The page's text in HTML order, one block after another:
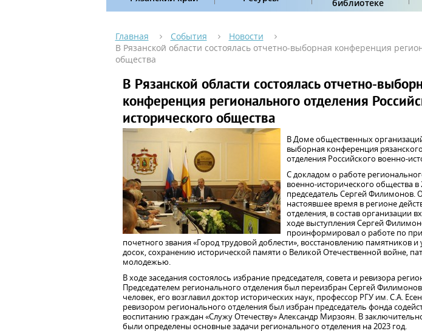
библиотеке
Главная События
Новости
В Рязанской области состоялась отчетно-выборная конференция
общества
В Рязанской области состоялась отчетно-
конференция регионального отделения
исторического общества
В Доме общественных
выборная конференция
отделения Российского военно-
С докладом о работе
военно-исторического общества в
председатель Сергей Филимонов.
настоявшее время в регионе
отделения, в состав организации
ходе выступления Сергей
проинформировал о работе по
почетного звания «Город трудовой доблести», восстановлению памятников
досок, сохранению исторической памяти о Великой Отечественной войне,
молодежью.
В ходе заседания состоялось избрание председателя, совета и ревизора
Председателем регионального отделения был переизбран Сергей
человек, его возглавил доктор исторических наук, профессор РГУ им. С.А.
ревизором регионального отделения был избран председатель фонда
воспитанию граждан «Служу Отечеству» Александр Мирзоян. В
были определены основные задачи регионального отделения на 2023 год.